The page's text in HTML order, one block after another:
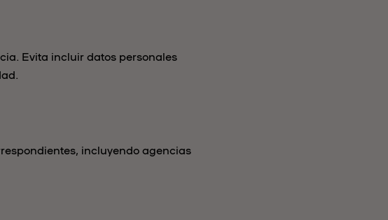
Evita incluir datos personales
incluyendo agencias